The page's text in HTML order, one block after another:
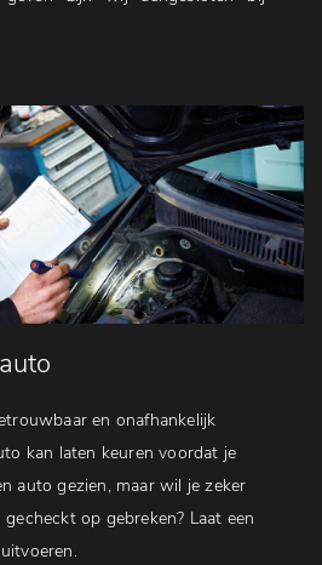
en onafhankelijk
kan laten keuren voordat je
auto gezien, maar wil je zeker
op gebreken? Laat een